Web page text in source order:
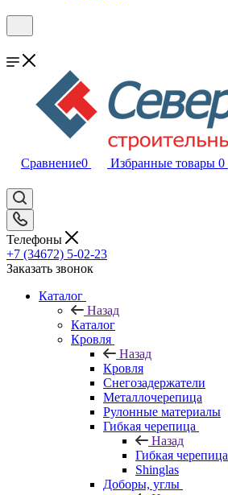
Сравнение0 Избранные товары 0
Телефоны
+7 (34672) 5-02-23
Заказать звонок
Каталог
Назад
Каталог
Кровля
Назад
Кровля
Снегозадержатели
Металлочерепица
Рулонные материалы
Гибкая черепица
Назад
Гибкая черепица
Shinglas
Доборы, углы